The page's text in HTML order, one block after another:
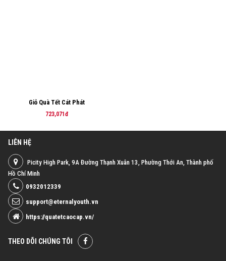
Giỏ Quà Tết Cát Phát
723,071đ
LIÊN HỆ
Picity High Park, 9A Đường Thạnh Xuân 13, Phường Thới An, Thành phố
Hồ Chí Minh
0932012339
support@eternalyouth.vn
https://quatetcaocap.vn/
THEO DÕI CHÚNG TÔI